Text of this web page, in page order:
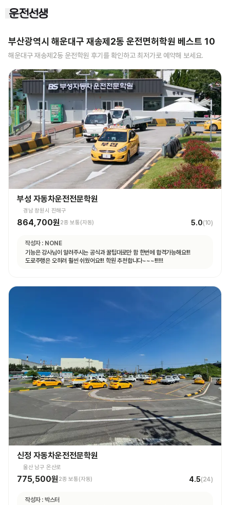
부산광역시 해운대구 재송제2동 운전면허학원 베스트 10
해운대구 재송제2동 운전학원 후기를 확인하고 최저가로 예약해 보세요.
부성 자동차운전전문학원
경남 창원시 진해구
864,700원2종 보통(자동) 5.0(10)
작성자 : NONE
기능은 강사님이 알려주시는 공식과 꿀팁대로만 함 한번에 합격가능해요!!!
도로주행은 오히려 훨씬 쉬웠어요!!! 학원 추천합니다~~~!!!!!!
신정 자동차운전전문학원
울산 남구 온산로
775,500원2종 보통(자동) 4.5(24)
작성자 : 박스터